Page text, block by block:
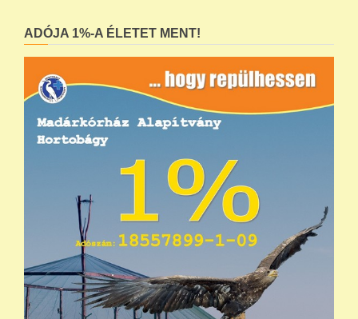
ADÓJA 1%-A ÉLETET MENT!